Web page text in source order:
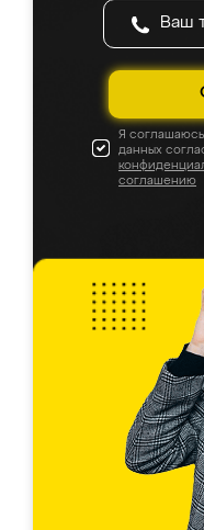
Я
данных
соглашению